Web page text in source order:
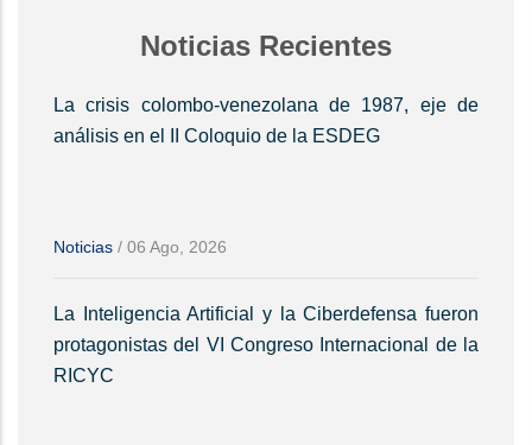
Noticias Recientes
La crisis colombo-venezolana de 1987, eje de
análisis en el II Coloquio de la ESDEG
Noticias / 06 Ago, 2026
La Inteligencia Artificial y la Ciberdefensa fueron
protagonistas del VI Congreso Internacional de la
RICYC